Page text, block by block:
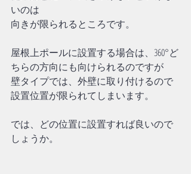
いのは
向きが限られるところです。
屋根上ポールに設置する場合は、360°ど
ちらの方向にも向けられるのですが
壁タイプでは、外壁に取り付けるので
設置位置が限られてしまいます。
では、どの位置に設置すれば良いので
しょうか。